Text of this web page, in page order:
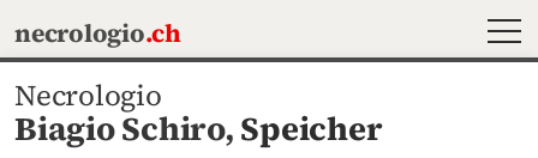
necrologio.ch
Necrologio
Biagio Schiro,Speicher